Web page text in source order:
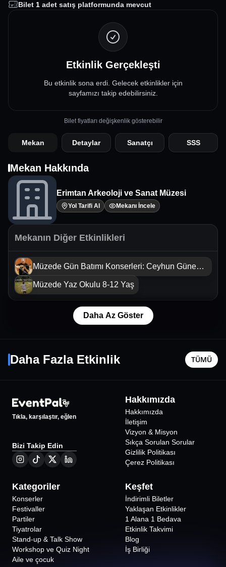
Bilet 1 adet satış platformunda mevcut
Etkinlik Gerçekleşti
Bu etkinlik sona erdi. Gelecek etkinlikler için
sayfamızı takip edebilirsiniz.
Bilet fiyatları değişkenlik gösterebilir
Mekan Detaylar Sanatçı SSS
Mekan Hakkında
Erimtan Arkeoloji ve Sanat Müzesi
Yol Tarifi Al Mekanı İncele
Mekanın Diğer Etkinlikleri
Müzede Gün Batımı Konserleri: Ceyhun Güneş
Müzede Yaz Okulu 8-12 Yaş
Daha Az Göster
Daha Fazla Etkinlik TÜMÜ
%2 İNDİRİMLİ
Ankara• Oran Açıkhava Sahnesi
9 Ekim
Ankara
Tıkla, karşılaştır, eğlen
Bizi Takip Edin
Hakkımızda
Hakkımızda
İletişim
Vizyon & Misyon
Sıkça Sorulan Sorular
Gizlilik Politikası
Çerez Politikası
Kategoriler
Konserler
Festivaller
Partiler
Tiyatrolar
Stand-up & Talk Show
Workshop ve Quiz Night
Aile ve çocuk
Keşfet
İndirimli Biletler
Yaklaşan Etkinlikler
1 Alana 1 Bedava
Etkinlik Takvimi
Blog
İş Birliği